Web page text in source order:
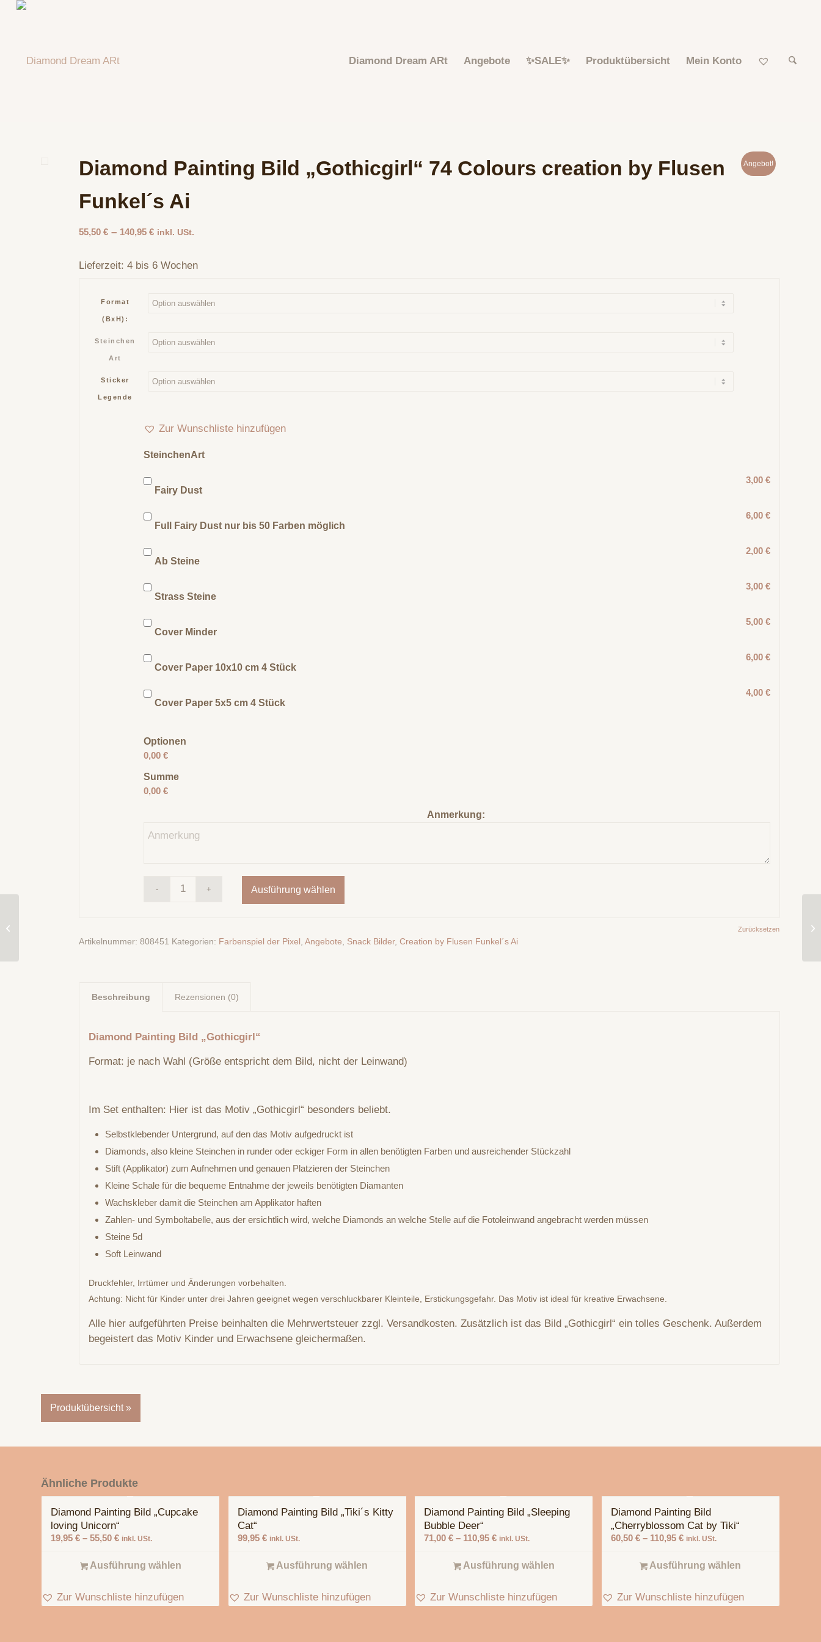
Diamond Dream ARt Angebote ✨SALE✨ Produktübersicht Mein Konto
Angebot!
Diamond Painting Bild „Gothicgirl“ 74 Colours creation by Flusen
Funkel´s Ai
55,50 € – 140,95 € inkl. USt.
Lieferzeit: 4 bis 6 Wochen
Format
(BxH):
Steinchen
Art
Sticker
Legende
Zurücksetzen
Zur Wunschliste hinzufügen
SteinchenArt
Fairy Dust
3,00 €
Full Fairy Dust nur bis 50 Farben möglich
6,00 €
Ab Steine
2,00 €
Strass Steine
3,00 €
Cover Minder
5,00 €
Cover Paper 10x10 cm 4 Stück
6,00 €
Cover Paper 5x5 cm 4 Stück
4,00 €
Optionen
0,00 €
Summe
0,00 €
Anmerkung:
Ausführung wählen
Artikelnummer: 808451 Kategorien: Farbenspiel der Pixel Angebote Snack Bilder, Creation by Flusen Funkel´s Ai
Beschreibung Rezensionen (0)
Diamond Painting Bild „Gothicgirl“
Format: je nach Wahl (Größe entspricht dem Bild, nicht der Leinwand)
Im Set enthalten: Hier ist das Motiv „Gothicgirl“ besonders beliebt.
Selbstklebender Untergrund, auf den das Motiv aufgedruckt ist
Diamonds, also kleine Steinchen in runder oder eckiger Form in allen benötigten Farben und ausreichender Stückzahl
Stift (Applikator) zum Aufnehmen und genauen Platzieren der Steinchen
Kleine Schale für die bequeme Entnahme der jeweils benötigten Diamanten
Wachskleber damit die Steinchen am Applikator haften
Zahlen- und Symboltabelle, aus der ersichtlich wird, welche Diamonds an welche Stelle auf die Fotoleinwand angebracht werden müssen
Steine 5d
Soft Leinwand
Druckfehler, Irrtümer und Änderungen vorbehalten.
Achtung: Nicht für Kinder unter drei Jahren geeignet wegen verschluckbarer Kleinteile, Erstickungsgefahr. Das Motiv ist ideal für kreative Erwachsene.
Alle hier aufgeführten Preise beinhalten die Mehrwertsteuer zzgl. Versandkosten. Zusätzlich ist das Bild „Gothicgirl“ ein tolles Geschenk. Außerdem
begeistert das Motiv Kinder und Erwachsene gleichermaßen.
Produktübersicht »
Ähnliche Produkte
Diamond Painting Bild „Cupcake
loving Unicorn“
19,95 € – 55,50 € inkl. USt.
Ausführung wählen
Zur Wunschliste hinzufügen
Diamond Painting Bild „Tiki´s Kitty
Cat“
99,95 € inkl. USt.
Ausführung wählen
Zur Wunschliste hinzufügen
Diamond Painting Bild „Sleeping
Bubble Deer“
71,00€ – 110,95€ inkl. USt.
Ausführung wählen
Zur Wunschliste hinzufügen
Diamond Painting Bild
„Cherryblossom Cat by Tiki“
60,50 €– 110,95 € inkl. USt.
Ausführung wählen
Zur Wunschliste hinzufügen